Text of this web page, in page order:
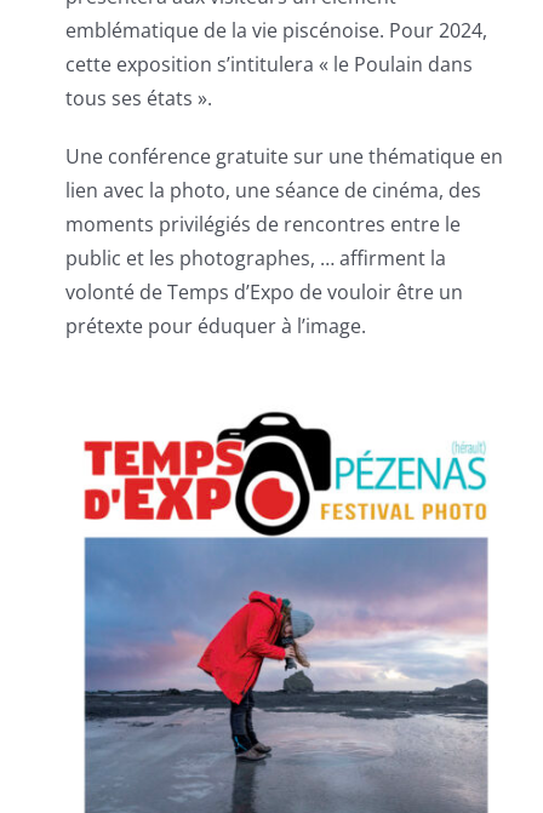
emblématique de la vie piscénoise. Pour 2024,
cette exposition s’intitulera « le Poulain dans
tous ses états ».
Une conférence gratuite sur une thématique en
lien avec la photo, une séance de cinéma, des
moments privilégiés de rencontres entre le
public et les photographes, … affirment la
volonté de Temps d’Expo de vouloir être un
prétexte pour éduquer à l’image.